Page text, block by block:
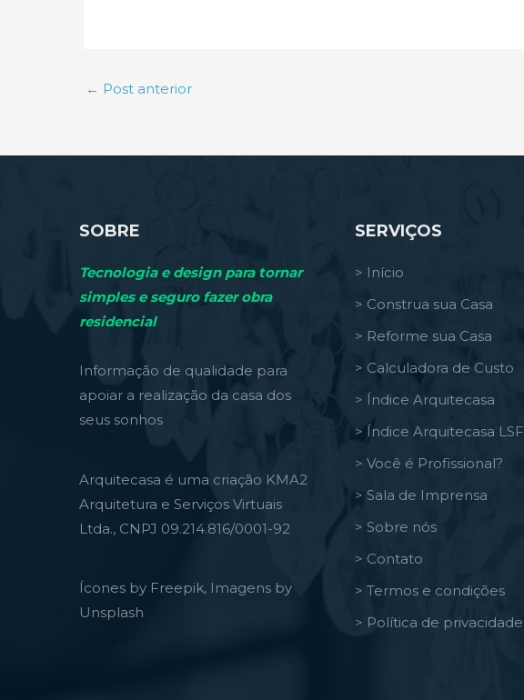
← Post anterior
SOBRE
Tecnologia e design para tornar
simples e seguro fazer obra
residencial
Informação de qualidade para
apoiar a realização da casa dos
seus sonhos
Arquitecasa é uma criação KMA2
Arquitetura e Serviços Virtuais
Ltda., CNPJ 09.214.816/0001-92
Ícones by Freepik, Imagens by
Unsplash
SERVIÇOS
> Início
> Construa sua Casa
> Reforme sua Casa
> Calculadora de Custo
> Índice Arquitecasa
> Índice Arquitecasa LSF
> Você é Profissional?
> Sala de Imprensa
> Sobre nós
> Contato
> Termos e condições
> Política de privacidade